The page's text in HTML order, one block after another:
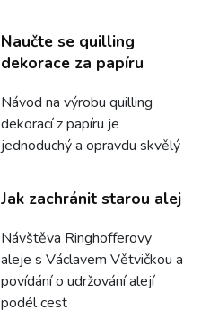
Naučte se quilling
dekorace za papíru
Návod na výrobu quilling
dekorací z papíru je
jednoduchý a opravdu skvělý
Jak zachránit starou alej
Návštěva Ringhofferovy
aleje s Václavem Větvičkou a
povídání o udržování alejí
podél cest